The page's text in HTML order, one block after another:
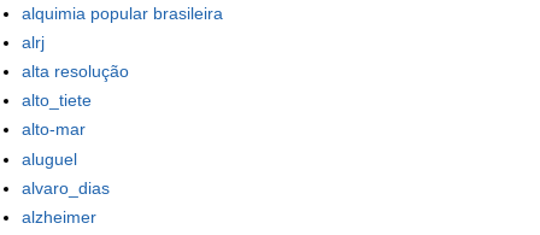
alquimia popular brasileira
alrj
alta resolução
alto_tiete
alto-mar
aluguel
alvaro_dias
alzheimer